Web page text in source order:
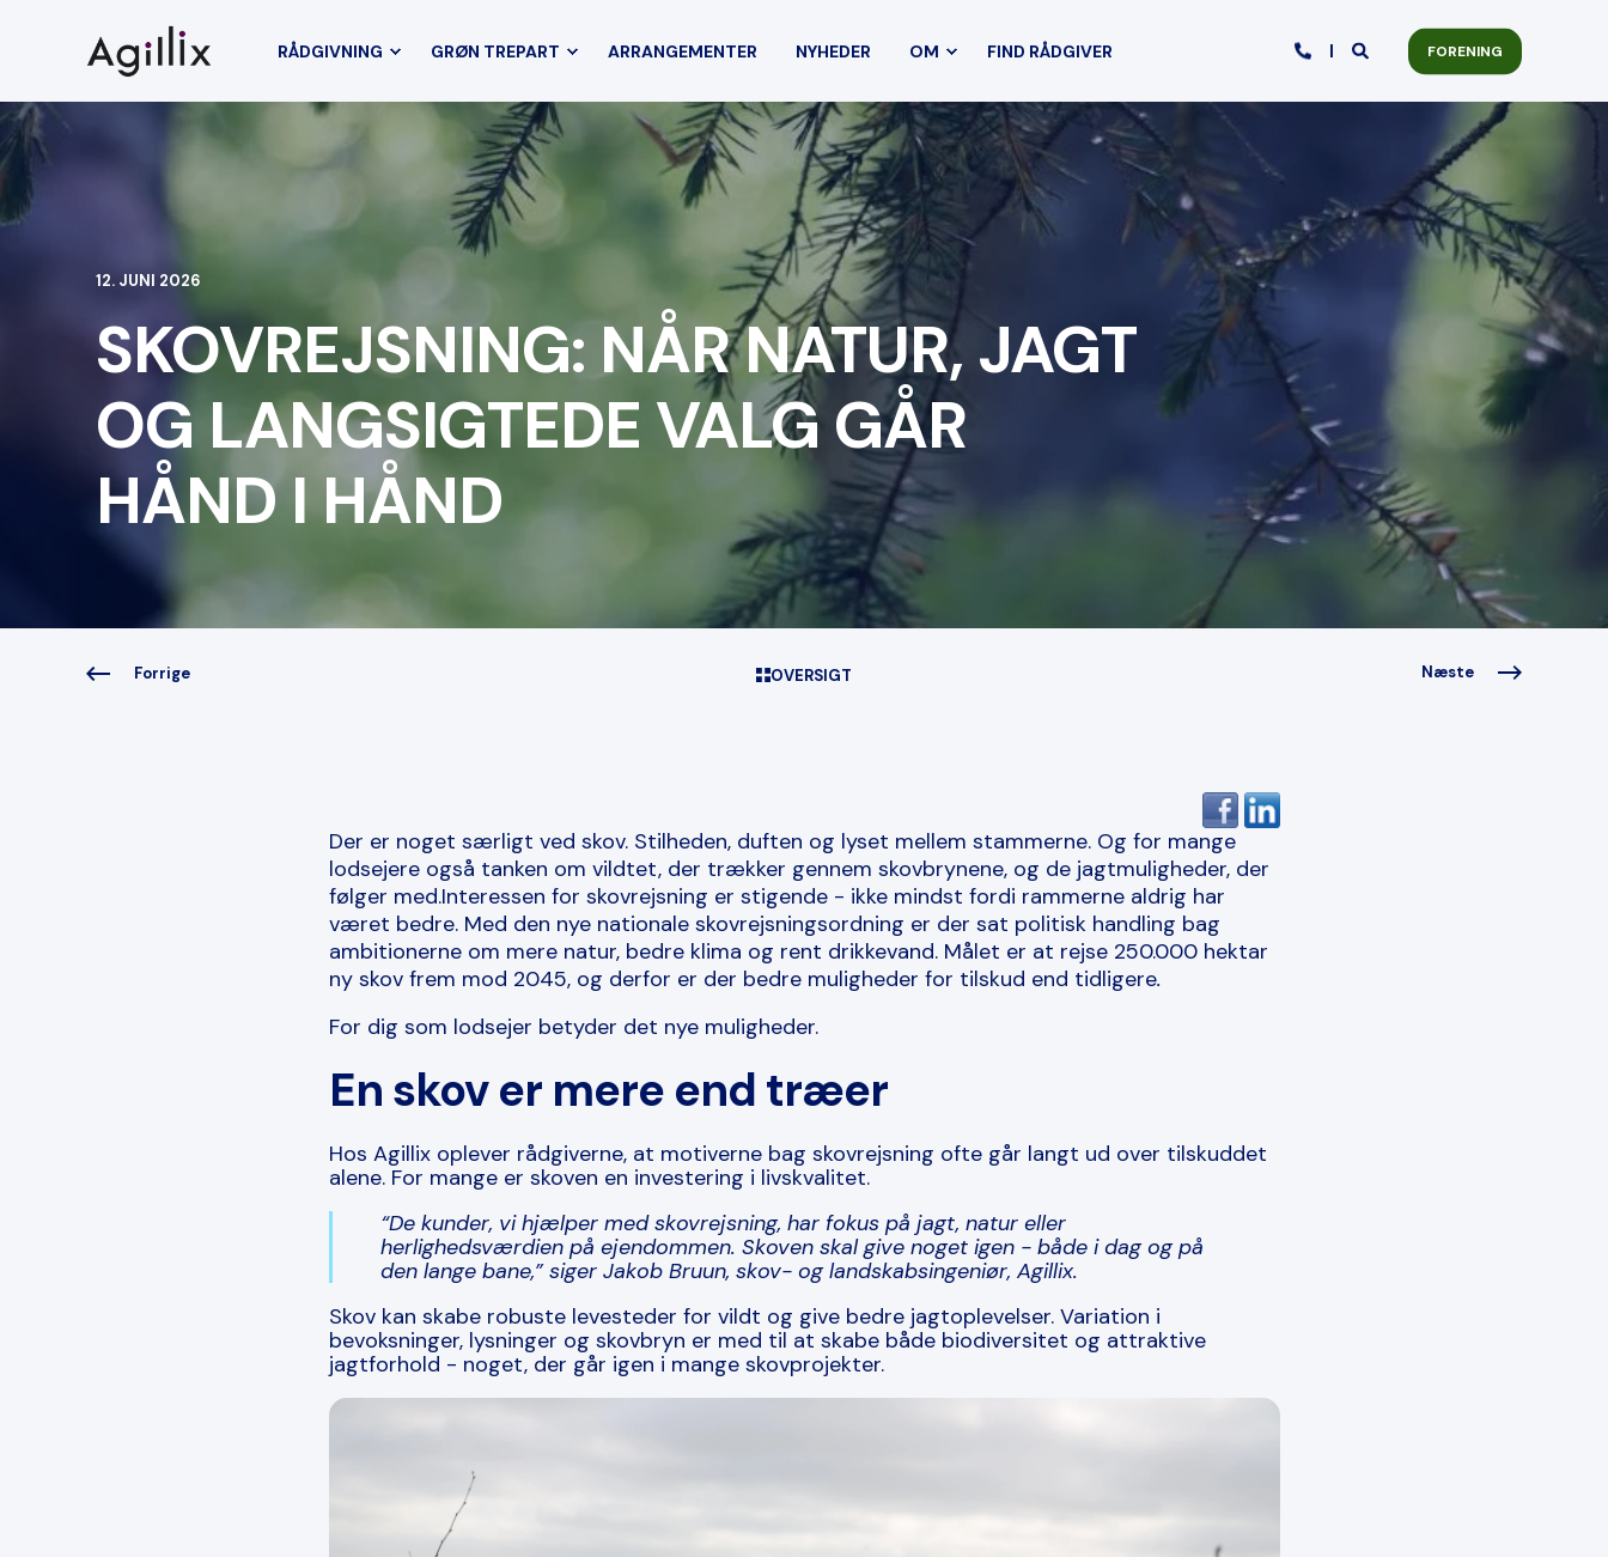
RÅDGIVNING GRØN TREPART ARRANGEMENTER NYHEDER OM FIND RÅDGIVER FORENING
12. JUNI 2026
SKOVREJSNING: NÅR NATUR, JAGT
OG LANGSIGTEDE VALG GÅR
HÅND I HÅND
Forrige OVERSIGT Næste
Der er noget særligt ved skov. Stilheden, duften og lyset mellem stammerne. Og for mange
lodsejere også tanken om vildtet, der trækker gennem skovbrynene, og de jagtmuligheder, der
følger med.Interessen for skovrejsning er stigende - ikke mindst fordi rammerne aldrig har
været bedre. Med den nye nationale skovrejsningsordning er der sat politisk handling bag
ambitionerne om mere natur, bedre klima og rent drikkevand. Målet er at rejse 250.000 hektar
ny skov frem mod 2045, og derfor er der bedre muligheder for tilskud end tidligere.
For dig som lodsejer betyder det nye muligheder.
En skov er mere end træer
Hos Agillix oplever rådgiverne, at motiverne bag skovrejsning ofte går langt ud over tilskuddet
alene. For mange er skoven en investering i livskvalitet.
“De kunder, vi hjælper med skovrejsning, har fokus på jagt, natur eller
herlighedsværdien på ejendommen. Skoven skal give noget igen - både i dag og på
den lange bane,” siger Jakob Bruun, skov- og landskabsingeniør, Agillix.
Skov kan skabe robuste levesteder for vildt og give bedre jagtoplevelser. Variation i
bevoksninger, lysninger og skovbryn er med til at skabe både biodiversitet og attraktive
jagtforhold - noget, der går igen i mange skovprojekter.